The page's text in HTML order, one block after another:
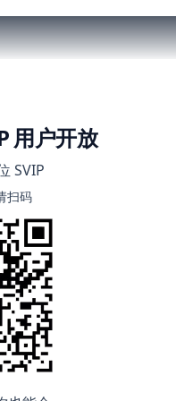
用户开放
SVIP
扫码